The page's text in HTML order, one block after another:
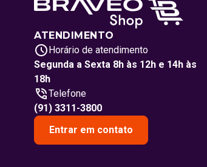
ATENDIMENTO
Horário de atendimento
Segunda a Sexta 8h às 12h e 14h às
18h
Telefone
(91) 3311-3800
Entrar em contato